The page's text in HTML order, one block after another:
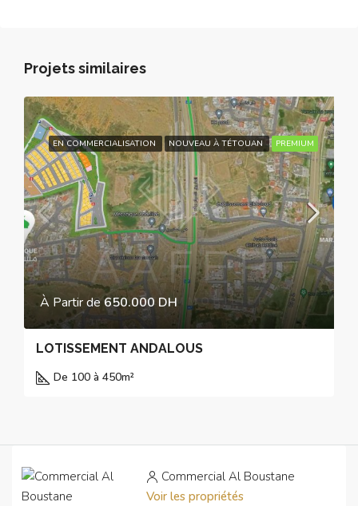
Projets similaires
EN COMMERCIALISATION NOUVEAU À TÉTOUAN PREMIUM
À Partir de650.000 DH
LOTISSEMENT ANDALOUS
De 100 à 450m²
Commercial Al Boustane
Voir les propriétés